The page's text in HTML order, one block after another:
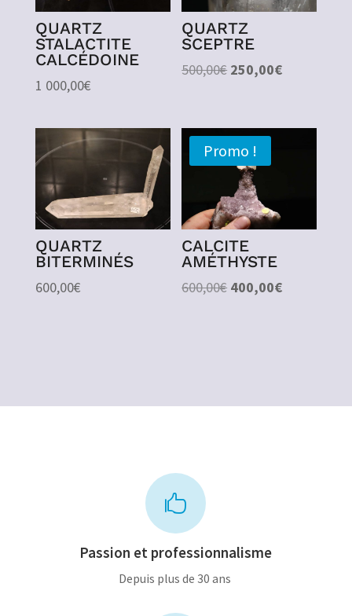
QUARTZ
STALACTITE
CALCÉDOINE
1 000,00€
QUARTZ
SCEPTRE
500,00€ Le
était :
500,00€.
250,00€Le
est :
QUARTZ
BITERMINÉS
600,00€
Promo !
CALCITE
AMÉTHYSTE
600,00€ Le
400,00€Le

Passion et professionnalisme
Depuis plus de 30 ans